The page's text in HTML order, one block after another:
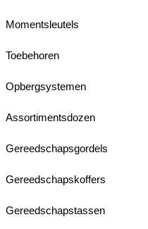
Momentsleutels
Toebehoren
Opbergsystemen
Assortimentsdozen
Gereedschapsgordels
Gereedschapskoffers
Gereedschapstassen